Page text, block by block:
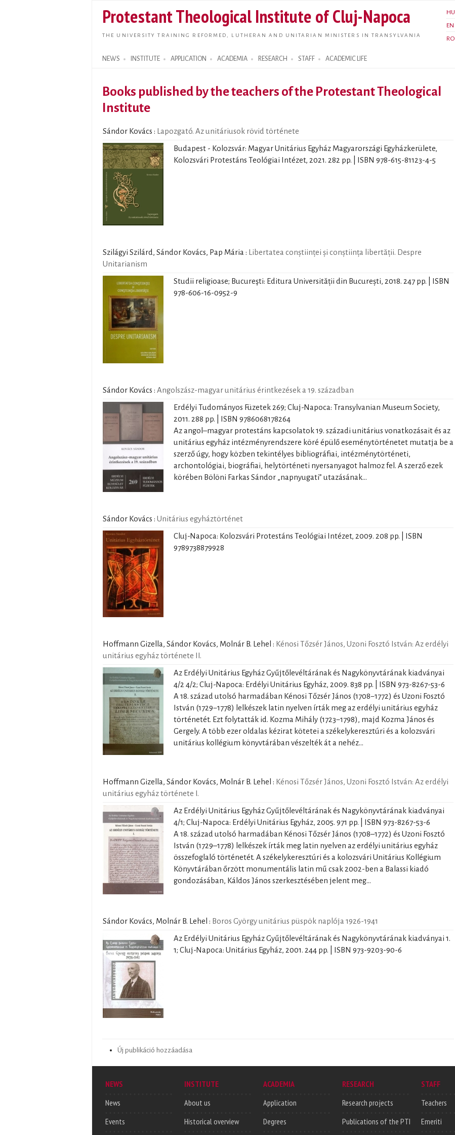
main
content
Protestant Theological Institute of Cluj-Napoca
THE UNIVERSITY TRAINING REFORMED, LUTHERAN AND UNITARIAN MINISTERS IN TRANSYLVANIA
HU
EN
RO
NEWS INSTITUTE APPLICATION ACADEMIA RESEARCH STAFF ACADEMIC LIFE
Search form
Books published by the teachers of the Protestant Theological
Institute
Sándor Kovács : Lapozgató. Az unitáriusok rövid története
Budapest - Kolozsvár: Magyar Unitárius Egyház Magyarországi Egyházkerülete,
Kolozsvári Protestáns Teológiai Intézet, 2021. 282 pp. | ISBN 978-615-81123-4-5
Szilágyi Szilárd, Sándor Kovács, Pap Mária :
Libertatea conștiinței și conștiința libertății. Despre
Unitarianism
Studii religioase; Bucureşti: Editura Universității din București, 2018. 247 pp. | ISBN
978-606-16-0952-9
Sándor Kovács : Angolszász-magyar unitárius érintkezések a 19. században
Erdélyi Tudományos Füzetek 269; Cluj-Napoca: Transylvanian Museum Society,
2011. 288 pp. | ISBN 9786068178264
Az angol–magyar protestáns kapcsolatok 19. századi unitárius vonatkozásait és az
unitárius egyház intézményrendszere köré épülő eseménytörténetet mutatja be a
szerző úgy, hogy közben tekintélyes bibliográfiai, intézménytörténeti,
archontológiai, biográfiai, helytörténeti nyersanyagot halmoz fel. A szerző ezek
körében Bölöni Farkas Sándor „napnyugati” utazásának...
Sándor Kovács : Unitárius egyháztörténet
Cluj-Napoca: Kolozsvári Protestáns Teológiai Intézet, 2009. 208 pp. | ISBN
9789738879928
Hoffmann Gizella, Sándor Kovács, Molnár B. Lehel : Kénosi Tőzsér János, Uzoni Fosztó István: Az erdélyi
unitárius egyház története II.
Az Erdélyi Unitárius Egyház Gyűjtőlevéltárának és Nagykönyvtárának kiadványai
4/2 4/2; Cluj-Napoca: Erdélyi Unitárius Egyház, 2009. 838 pp. | ISBN 973-8267-53-6
A 18. század utolsó harmadában Kénosi Tőzsér János (1708−1772) és Uzoni Fosztó
István (1729−1778) lelkészek latin nyelven írták meg az erdélyi unitárius egyház
történetét. Ezt folytatták id. Kozma Mihály (1723−1798), majd Kozma János és
Gergely. A több ezer oldalas kézirat kötetei a székelykeresztúri és a kolozsvári
unitárius kollégium könyvtárában vészelték át a nehéz...
Hoffmann Gizella, Sándor Kovács, Molnár B. Lehel : Kénosi Tőzsér János, Uzoni Fosztó István: Az erdélyi
unitárius egyház története I.
Az Erdélyi Unitárius Egyház Gyűjtőlevéltárának és Nagykönyvtárának kiadványai
4/1; Cluj-Napoca: Erdélyi Unitárius Egyház, 2005. 971 pp. | ISBN 973-8267-53-6
A 18. század utolsó harmadában Kénosi Tőzsér János (1708–1772) és Uzoni Fosztó
István (1729–1778) lelkészek írták meg latin nyelven az erdélyi unitárius egyház
összefoglaló történetét. A székelykeresztúri és a kolozsvári Unitárius Kollégium
Könyvtárában őrzött monumentális latin mű csak 2002-ben a Balassi kiadó
gondozásában, Káldos János szerkesztésében jelent meg...
Sándor Kovács, Molnár B. Lehel : Boros György unitárius püspök naplója 1926-1941
Az Erdélyi Unitárius Egyház Gyűjtőlevéltárának és Nagykönyvtárának kiadványai 1.
1; Cluj-Napoca: Unitárius Egyház, 2001. 244 pp. | ISBN 973-9203-90-6
Új publikáció hozzáadása
NEWS
News
Events
INSTITUTE
About us
Historical overview
ACADEMIA
Application
Degrees
RESEARCH
Research projects
Publications of the PTI
STAFF
Teachers
Emeriti